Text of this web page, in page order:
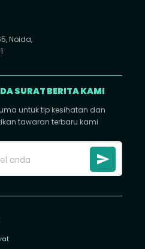
Noida,
SURAT BERITA KAMI
untuk tip kesihatan dan
tawaran terbaru kami